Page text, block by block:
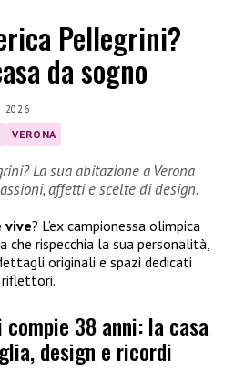
Pellegrini?
da sogno
2026
VERONA
La sua abitazione a Verona
affetti e scelte di design.
vive? L’ex campionessa olimpica
che rispecchia la sua personalità,
originali e spazi dedicati
38 anni: la casa
design e ricordi